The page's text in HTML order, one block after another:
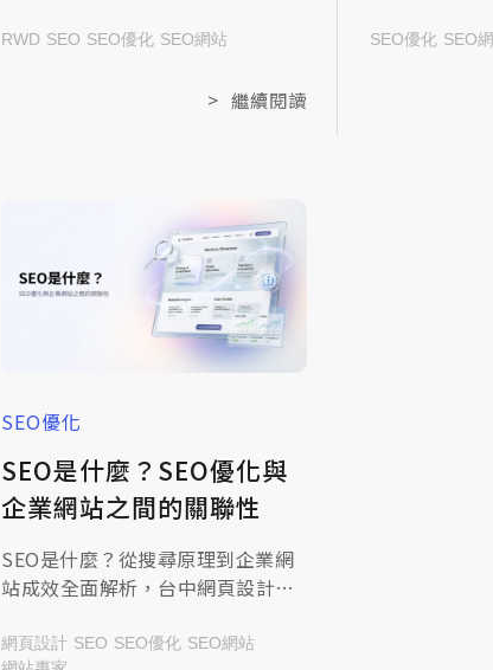
需要兩指縮放、文字小如螞蟻，潛
面，轉向競爭對手。RWD 響應式網
專業的品牌數位門面！
RWD SEO SEO優化 SEO網站
> 繼續閱讀
內容品質全方
SEO優化 SEO
SEO優化
SEO是什麼？SEO優化與
企業網站之間的關聯性
SEO是什麼？從搜尋原理到企業網
站成效全面解析，台中網頁設計公
品牌曝光的關聯性，一起來查看文
網頁設計 SEO SEO優化 SEO網站